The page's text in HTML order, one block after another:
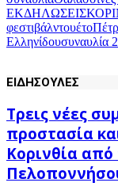
ΕΚΔΗΛΩΣΕΙΣ
φεστιβάλντουέτο
Ελληνίδουσυναυλία
ΕΙΔΗΣΟΥΛΕΣ
Τρεις νέες
προστασία
Κορινθία